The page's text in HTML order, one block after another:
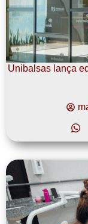
Unibalsas lança